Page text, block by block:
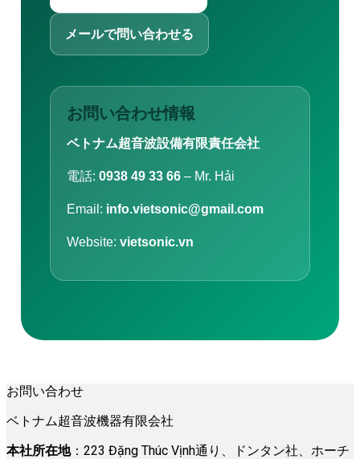
メールで問い合わせる
お問い合わせ情報
ベトナム超音波設備有限責任会社
電話: 0938 49 33 66 – Mr. Hải
Email: info.vietsonic@gmail.com
Website: vietsonic.vn
お問い合わせ
ベトナム超音波機器有限会社
本社所在地：223 Đặng Thúc Vịnh通り、ドンタン社、ホーチ